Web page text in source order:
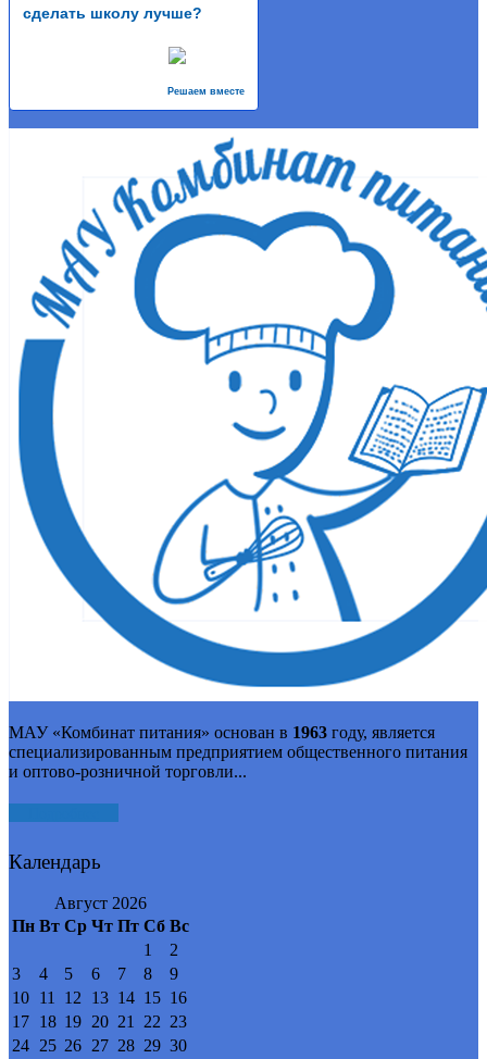
сделать школу лучше?
Решаем вместе
МАУ «Комбинат питания» основан в 1963 году, является
специализированным предприятием общественного питания
и оптово-розничной торговли...
Календарь
Август 2026
Пн Вт Ср Чт Пт Сб Вс
1
2
3
4 5 6 7 8
9
10 11 12 13 14 15 16
17 18 19 20 21 22 23
24 25 26 27 28 29 30